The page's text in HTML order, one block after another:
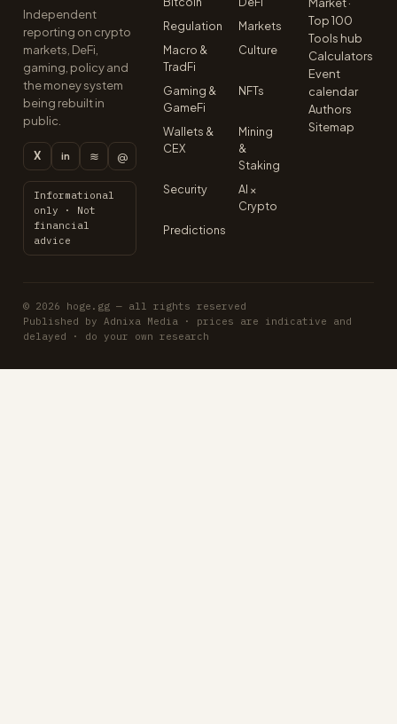
Independent
reporting on crypto
markets, DeFi,
gaming, policy and
the money system
being rebuilt in
public.
X in ≋ @
Informational
only · Not
financial
advice
Regulation
Markets
Macro &
TradFi
Culture
Gaming &
GameFi
NFTs
Wallets &
CEX
Mining
&
Staking
Security
AI ×
Crypto
Predictions
Top 100
Tools hub
Calculators
Event
calendar
Authors
Sitemap
© 2026 hoge.gg — all rights reserved
Published by Adnixa Media · prices are indicative and
delayed · do your own research